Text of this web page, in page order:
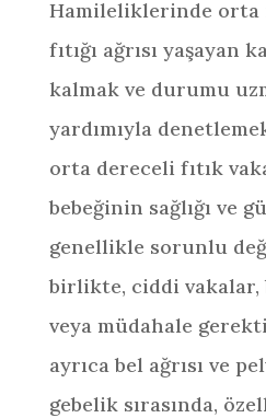
Hamileliklerinde orta
fıtığı ağrısı
kalmak ve durumu
yardımıyla
orta dereceli fıtık
bebeğinin sağlığı ve
genellikle sorunlu
birlikte, ciddi
veya müdahale
ayrıca bel ağrısı ve
gebelik sırasında,